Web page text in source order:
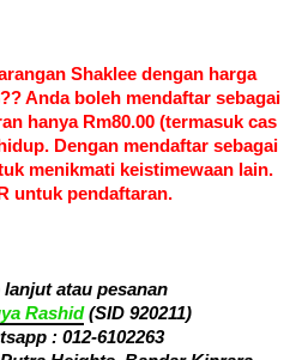
Shaklee dengan harga
Anda boleh mendaftar sebagai
hanya Rm80.00 (termasuk cas
Dengan mendaftar sebagai
menikmati keistimewaan lain.
untuk pendaftaran.
atau pesanan
Rashid (SID 920211)
: 012-6102263